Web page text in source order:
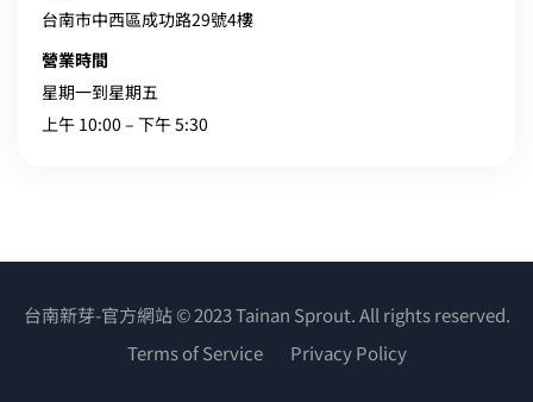
台南市中西區成功路29號4樓
營業時間
星期一到星期五
上午 10:00 – 下午 5:30
台南新芽-官方網站 © 2023 Tainan Sprout. All rights reserved.
Terms of Service
Privacy Policy